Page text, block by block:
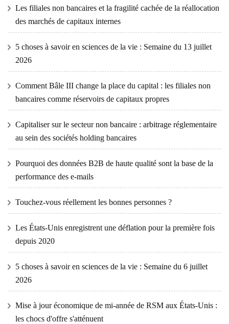
Les filiales non bancaires et la fragilité cachée de la réallocation
des marchés de capitaux internes
5 choses à savoir en sciences de la vie : Semaine du 13 juillet
2026
Comment Bâle III change la place du capital : les filiales non
bancaires comme réservoirs de capitaux propres
Capitaliser sur le secteur non bancaire : arbitrage réglementaire
au sein des sociétés holding bancaires
Pourquoi des données B2B de haute qualité sont la base de la
performance des e-mails
Touchez-vous réellement les bonnes personnes ?
Les États-Unis enregistrent une déflation pour la première fois
depuis 2020
5 choses à savoir en sciences de la vie : Semaine du 6 juillet
2026
Mise à jour économique de mi-année de RSM aux États-Unis :
les chocs d'offre s'atténuent